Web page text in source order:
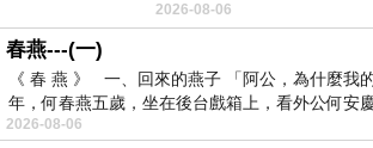
時間就有「 進化論很科
2026-08-06
春燕---(一)
《 春 燕 》 一、回來的燕子 「阿公，為什麼我
年，何春燕五歲，坐在後台戲箱上，看外公何安
2026-08-06